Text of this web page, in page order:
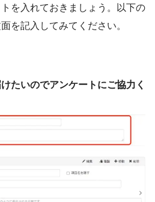
を入れておきましょう。以下の
を記入してみてください。
たいのでアンケートにご協力く